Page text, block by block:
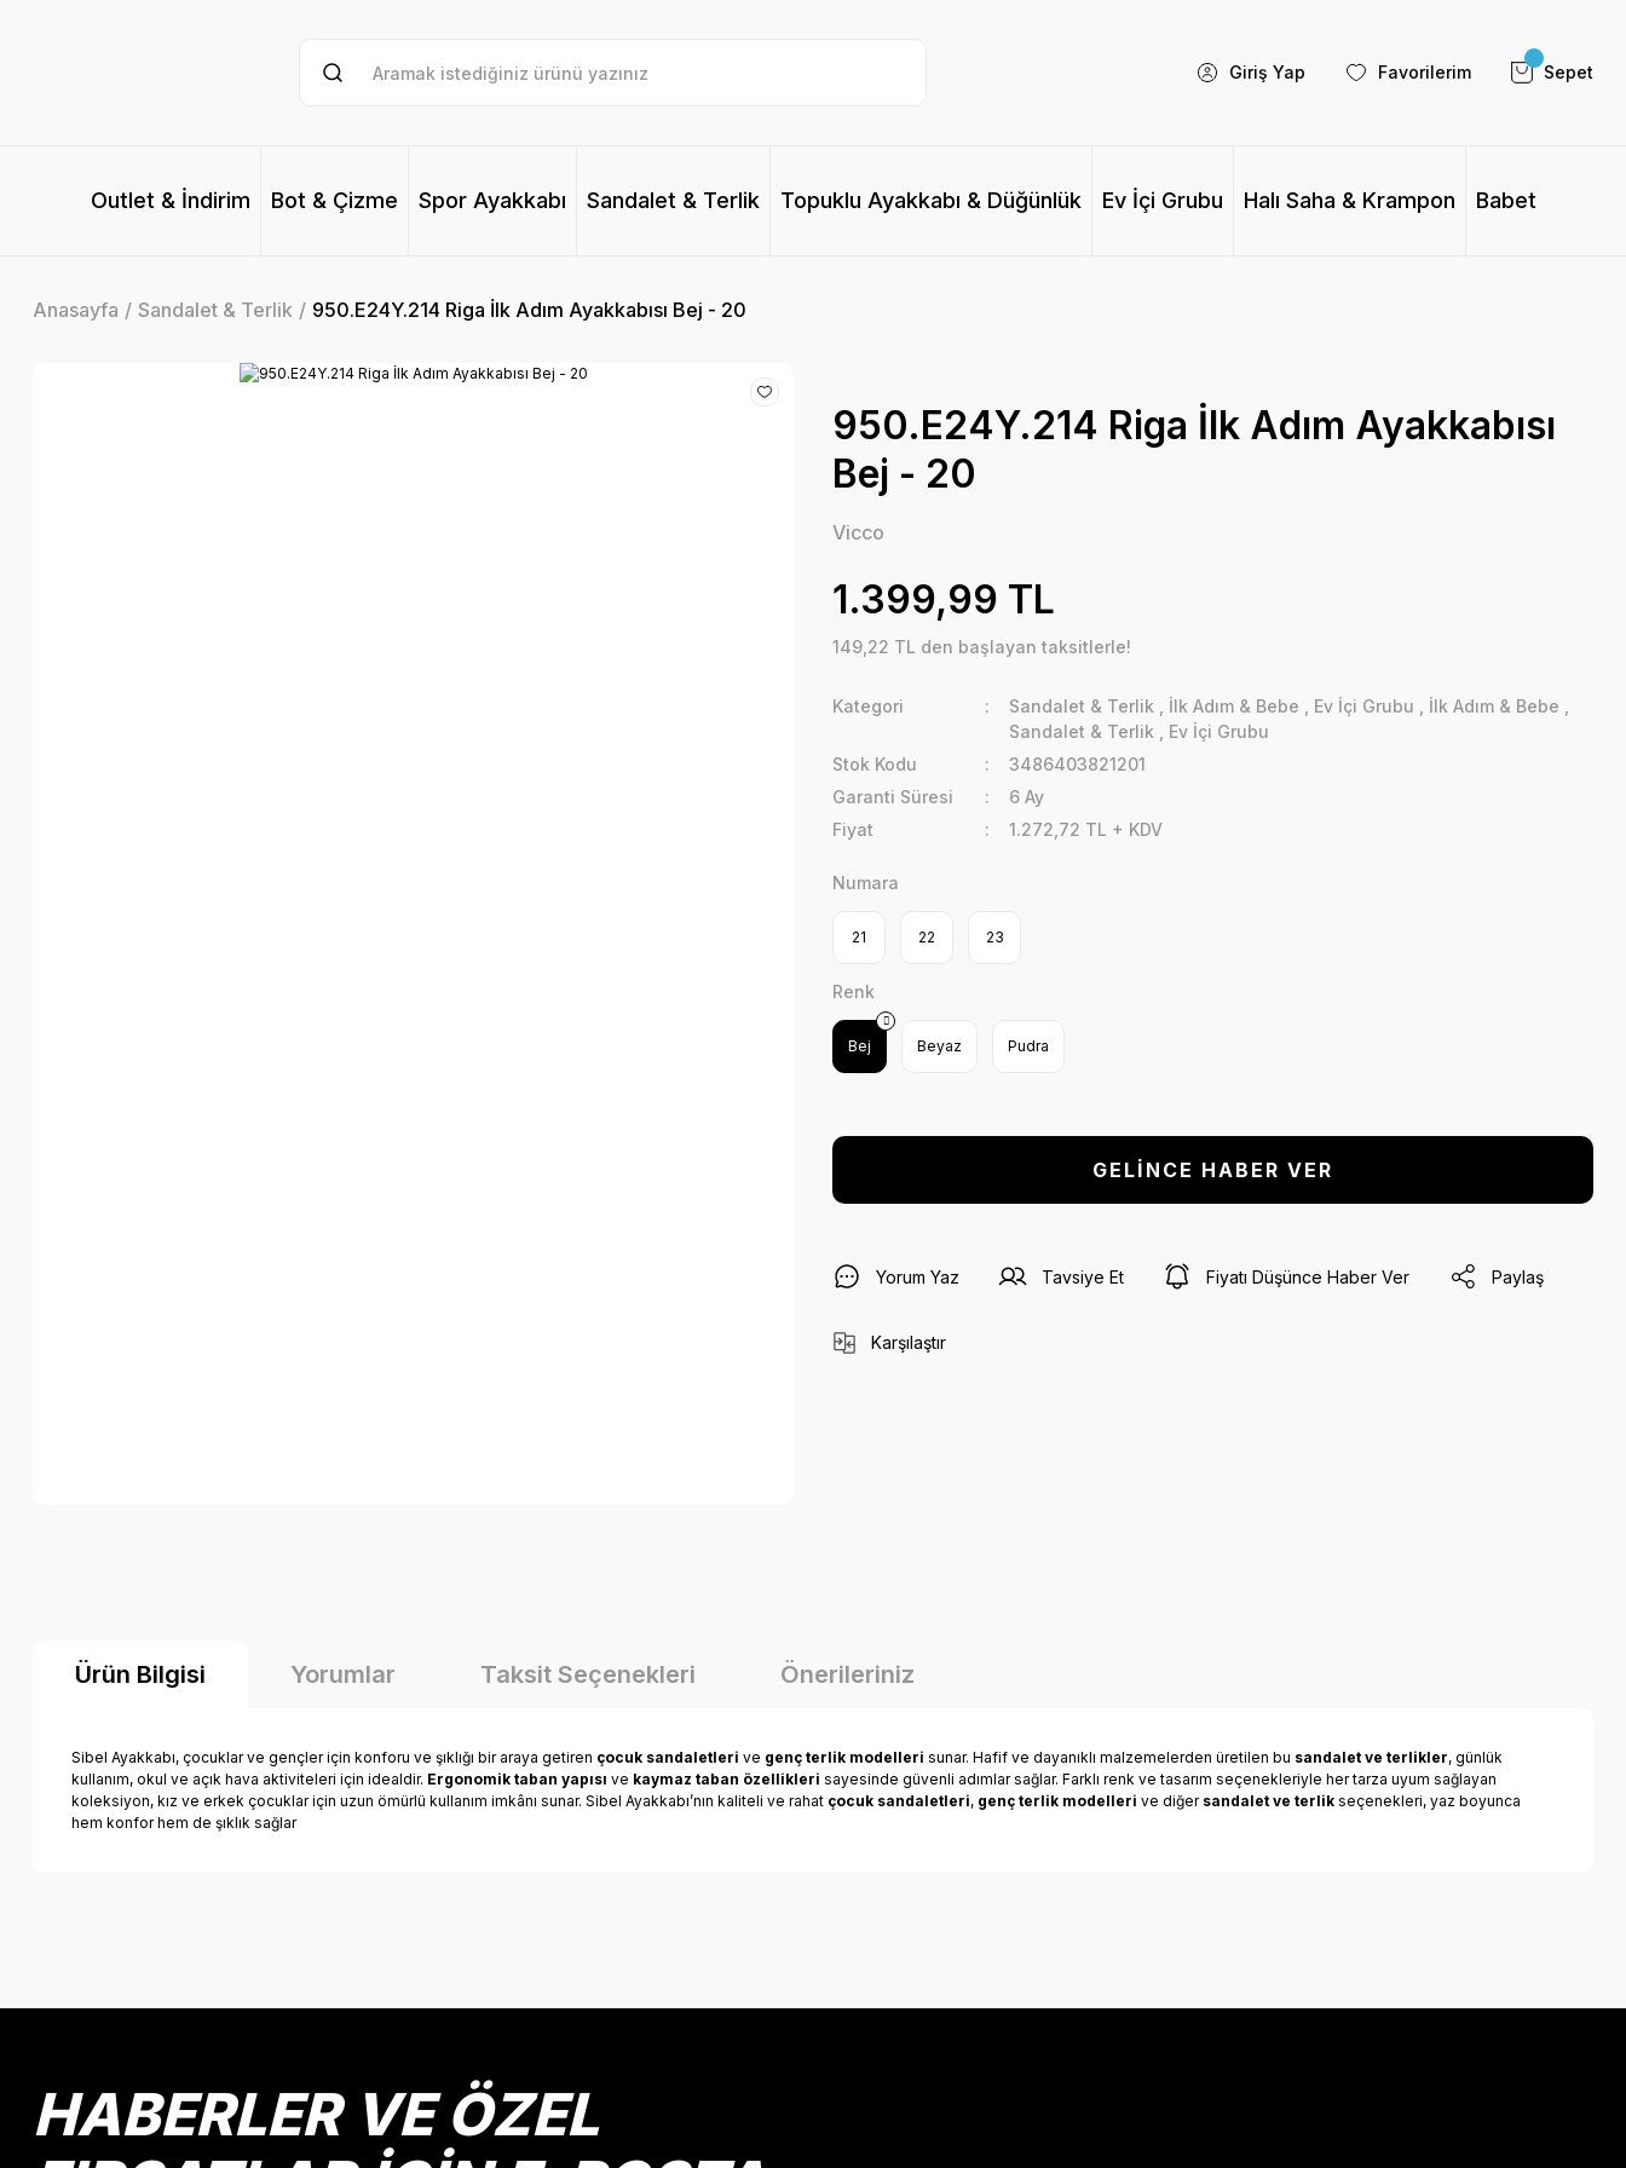
Giriş Yap Favorilerim Sepet
Outlet & İndirim Bot & Çizme Spor Ayakkabı Sandalet & Terlik Topuklu Ayakkabı & Düğünlük Ev İçi Grubu Halı Saha & Krampon Babet
Anasayfa Sandalet & Terlik 950.E24Y.214 Riga İlk Adım Ayakkabısı Bej - 20
950.E24Y.214 Riga İlk Adım Ayakkabısı
Bej - 20
Vicco
1.399,99 TL
149,22 TL den başlayan taksitlerle!
Kategori Sandalet & Terlik İlk Adım & Bebe Ev İçi Grubu İlk Adım & Bebe
Sandalet & Terlik
Ev İçi Grubu
Stok Kodu
3486403821201
Garanti Süresi
6 Ay
Fiyat
1.272,72 TL + KDV
Numara
21 22 23
Renk
Bej Beyaz Pudra
GELİNCE HABER VER
Yorum Yaz Tavsiye Et Fiyatı Düşünce Haber Ver Paylaş
Karşılaştır
Ürün Bilgisi Yorumlar Taksit Seçenekleri Önerileriniz
Sibel Ayakkabı, çocuklar ve gençler için konforu ve şıklığı bir araya getiren çocuk sandaletleri ve genç terlik modelleri sunar. Hafif ve dayanıklı malzemelerden üretilen bu sandalet ve terlikler, günlük
kullanım, okul ve açık hava aktiviteleri için idealdir. Ergonomik taban yapısı ve kaymaz taban özellikleri sayesinde güvenli adımlar sağlar. Farklı renk ve tasarım seçenekleriyle her tarza uyum sağlayan
koleksiyon, kız ve erkek çocuklar için uzun ömürlü kullanım imkânı sunar. Sibel Ayakkabı’nın kaliteli ve rahat çocuk sandaletleri, genç terlik modelleri ve diğer sandalet ve terlik seçenekleri, yaz boyunca
hem konfor hem de şıklık sağlar
Ürün resmi kalitesiz, bozuk veya görüntülenemiyor.
Ürün fiyatı diğer sitelerden daha pahalı.
Bu ürüne benzer farklı alternatifler olmalı.
HABERLER VE ÖZEL